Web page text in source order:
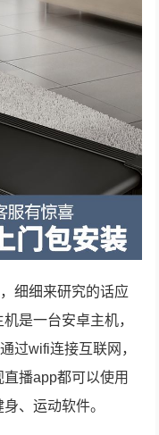
细细来研究的话应
是一台安卓主机，
过wifi连接互联网，
播app都可以使用
、运动软件。